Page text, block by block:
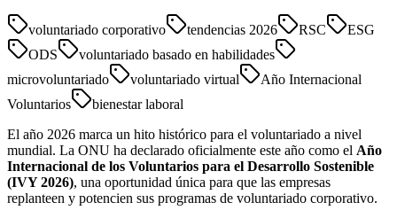
voluntariado corporativo tendencias 2026 RSC
ESG
ODS
voluntariado basado en habilidades
microvoluntariado
voluntariado virtual
Año Internacional
Voluntarios
bienestar laboral
El año 2026 marca un hito histórico para el voluntariado a nivel
mundial. La ONU ha declarado oficialmente este año como el Año
Internacional de los Voluntarios para el Desarrollo Sostenible
(IVY 2026), una oportunidad única para que las empresas
replanteen y potencien sus programas de voluntariado corporativo.